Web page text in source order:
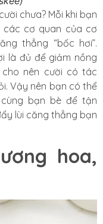
chưa? Mỗi khi bạn
các cơ quan của cơ
thẳng “bốc hơi”.
là đủ để giảm nồng
nên cười có tác
Vậy nên bạn có thể
bạn bè để tận
lùi căng thẳng bạn
hoa,